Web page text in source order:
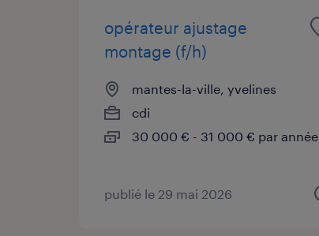
opérateur ajustage
montage (f/h)
mantes-la-ville, yvelines
cdi
30 000 € - 31 000 € par année
publié le 29 mai 2026